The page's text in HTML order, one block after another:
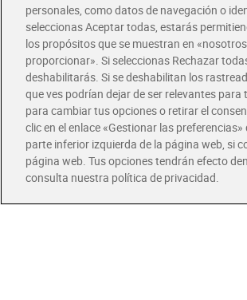
Ofertas
personales, como datos de navegación o
seleccionas Aceptar todas, estarás
los propósitos que se muestran en
proporcionar». Si seleccionas Rechazar
deshabilitarás. Si se deshabilitan los
que ves podrían dejar de ser relevantes
para cambiar tus opciones o retirar el
clic en el enlace «Gestionar las
parte inferior izquierda de la página web, si
página web. Tus opciones tendrán efecto
consulta nuestra política de privacidad.